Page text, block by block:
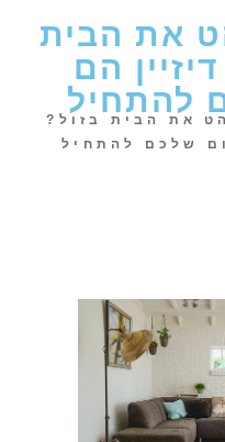
את הבית
הם
להתחיל
את הבית בזול?
שלכם להתחיל